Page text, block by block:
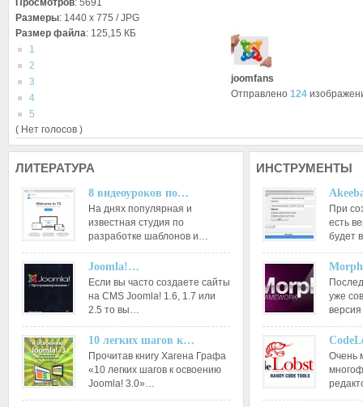
Просмотров: 5691
Размеры: 1440 x 775 / JPG
Размер файла: 125,15 КБ
1
2
3
4
5
( Нет голосов )
joomfans
Отправлено 124
ЛИТЕРАТУРА
8 видеоуроков по…
На днях популярная и
известная студия по
разработке шаблонов и…
Joomla!…
Если вы часто создаете сайты
на CMS Joomla! 1.6, 1.7 или
2.5 то вы…
10 легких шагов к…
Прочитав книгу Хагена Графа
«10 легких шагов к освоению
Joomla! 3.0»…
ИНСТРУМЕНТЫ
При
есть
будет
уже
Очень